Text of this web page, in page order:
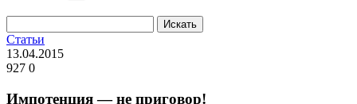
Статьи
13.04.2015
927 0
Импотенция — не приговор!